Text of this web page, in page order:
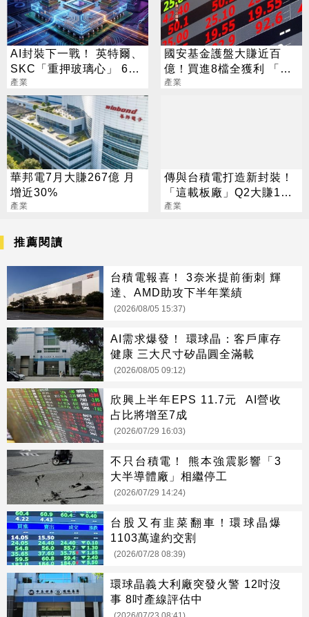
AI封裝下一戰！ 英特爾、
SKC「重押玻璃心」 6台
廠加速拚上位
產業
國安基金護盤大賺近百
億！買進8檔全獲利 「這
檔」貢獻逾7成7
產業
華邦電7月大賺267億 月
增近30%
產業
傳與台積電打造新封裝！
「這載板廠」Q2大賺124
億創新高
產業
推薦閱讀
台積電報喜！ 3奈米提前衝刺 輝
達、AMD助攻下半年業績
(2026/08/05 15:37)
AI需求爆發！ 環球晶：客戶庫存
健康 三大尺寸矽晶圓全滿載
(2026/08/05 09:12)
欣興上半年EPS 11.7元 AI營收
占比將增至7成
(2026/07/29 16:03)
不只台積電！ 熊本強震影響「3
大半導體廠」相繼停工
(2026/07/29 14:24)
台股又有韭菜翻車！環球晶爆
1103萬違約交割
(2026/07/28 08:39)
環球晶義大利廠突發火警 12吋沒
事 8吋產線評估中